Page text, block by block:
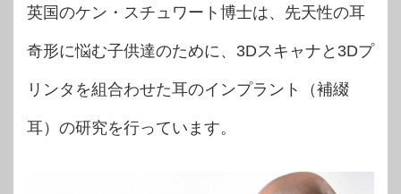
英国のケン・スチュワート博士は、先天性の耳
奇形に悩む子供達のために、3Dスキャナと3Dプ
リンタを組合わせた耳のインプラント（補綴
耳）の研究を行っています。